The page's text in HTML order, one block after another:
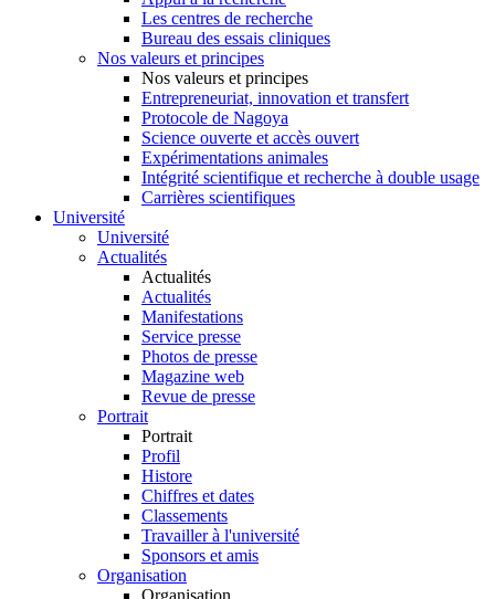
Les centres de recherche
Bureau des essais cliniques
Nos valeurs et principes
Nos valeurs et principes
Entrepreneuriat, innovation et transfert
Protocole de Nagoya
Science ouverte et accès ouvert
Expérimentations animales
Intégrité scientifique et recherche à double usage
Carrières scientifiques
Université
Université
Actualités
Actualités
Actualités
Manifestations
Service presse
Photos de presse
Magazine web
Revue de presse
Portrait
Portrait
Profil
Histore
Chiffres et dates
Classements
Travailler à l'université
Sponsors et amis
Organisation
Organisation